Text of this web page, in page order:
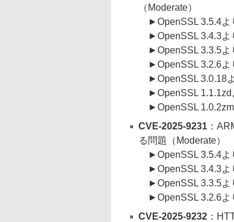
（Moderate）
►OpenSSL 3.5.4よ
►OpenSSL 3.4.3よ
►OpenSSL 3.3.5よ
►OpenSSL 3.2.6よ
►OpenSSL 3.0.18
►OpenSSL 1.1.1zd
►OpenSSL 1.0.2zm
CVE-2025-9231 ：
る問題（Moderate）
►OpenSSL 3.5.4よ
►OpenSSL 3.4.3よ
►OpenSSL 3.3.5よ
►OpenSSL 3.2.6よ
CVE-2025-9232 ：